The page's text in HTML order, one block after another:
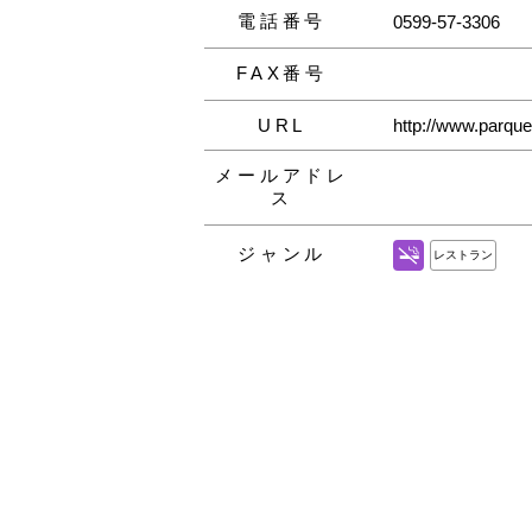
電話番号 0599-57-3306
FAX番号
URL http://
メールアドレ
ス
ジャンル レストラン